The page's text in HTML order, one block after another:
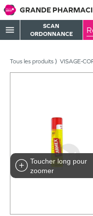
GRANDE
menu
SCAN
ORDONNANCE
Tous les produits VISAGE-
Toucher long pour
zoomer